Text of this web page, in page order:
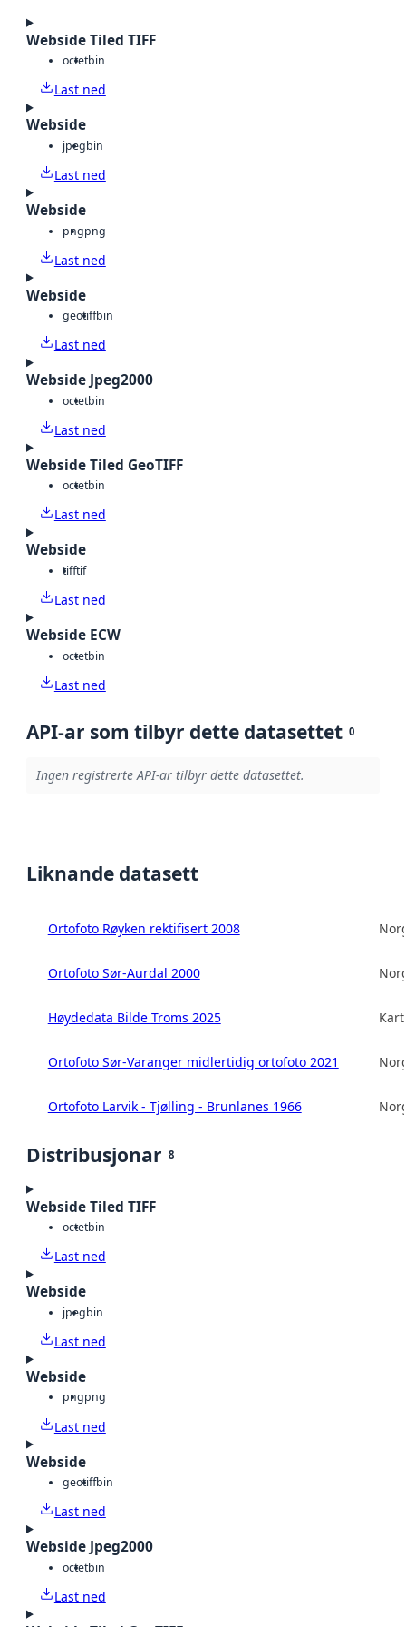
Webside Tiled TIFF
octetbin
Last ned
Webside
jpegbin
Last ned
Webside
pngpng
Last ned
Webside
geotiffbin
Last ned
Webside Jpeg2000
octetbin
Last ned
Webside Tiled GeoTIFF
octetbin
Last ned
Webside
tifftif
Last ned
Webside ECW
octetbin
Last ned
API-ar som tilbyr dette datasettet 0
Ingen registrerte API-ar tilbyr dette datasettet.
Liknande datasett
Ortofoto Røyken rektifisert 2008
Ortofoto Sør-Aurdal 2000
Høydedata Bilde Troms 2025
Ortofoto Sør-Varanger midlertidig ortofoto 2021
Ortofoto Larvik - Tjølling - Brunlanes 1966
Distribusjonar 8
Webside Tiled TIFF
octetbin
Last ned
Webside
jpegbin
Last ned
Webside
pngpng
Last ned
Webside
geotiffbin
Last ned
Webside Jpeg2000
octetbin
Last ned